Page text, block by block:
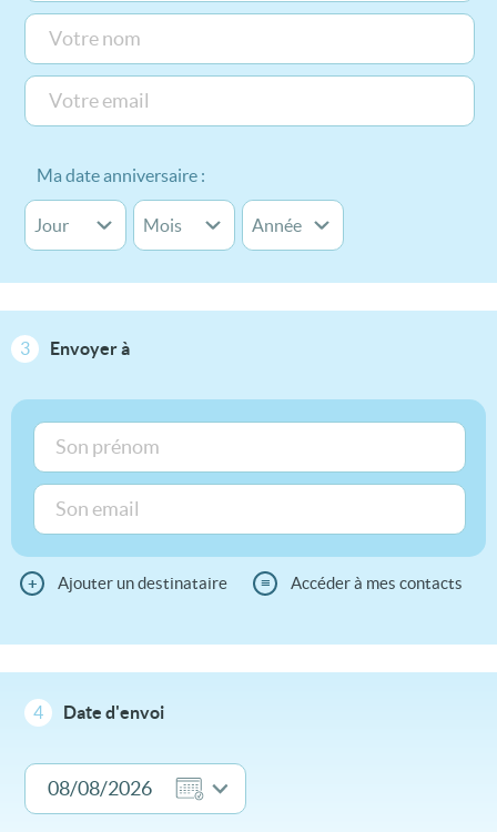
Ma date anniversaire :
3 Envoyer à
+ Ajouter un destinataire ≡ Accéder à mes contacts
4 Date d'envoi